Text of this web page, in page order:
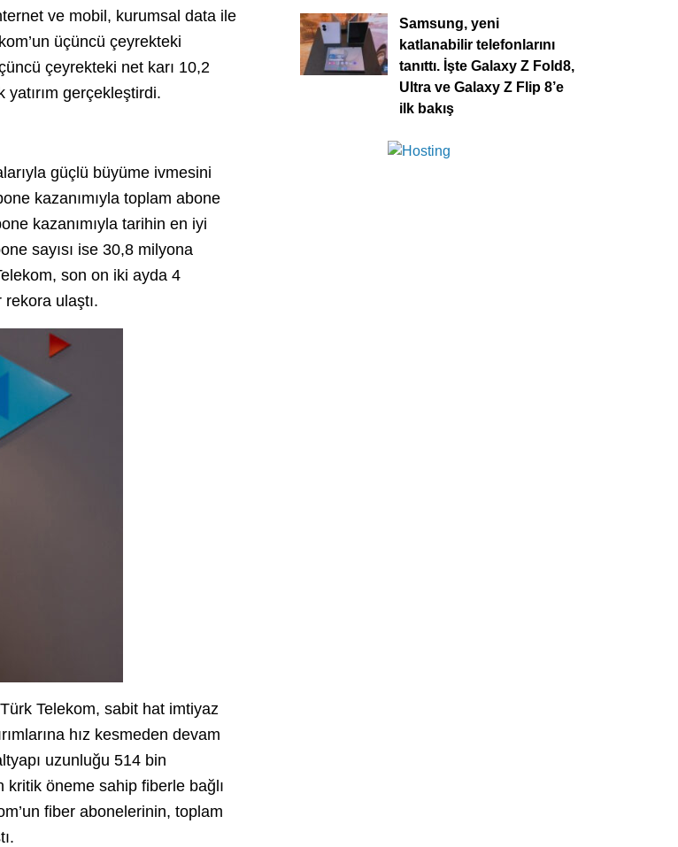
ve mobil, kurumsal data ile
üçüncü çeyrekteki
çeyrekteki net karı 10,2
gerçekleştirdi.
güçlü büyüme ivmesini
kazanımıyla toplam abone
kazanımıyla tarihin en iyi
sayısı ise 30,8 milyona
son on iki ayda 4
ulaştı.
Telekom, sabit hat imtiyaz
hız kesmeden devam
uzunluğu 514 bin
öneme sahip fiberle bağlı
fiber abonelerinin, toplam
Samsung, yeni
katlanabilir telefonlarını
tanıttı. İşte Galaxy Z Fold8,
Ultra ve Galaxy Z Flip 8’e
ilk bakış